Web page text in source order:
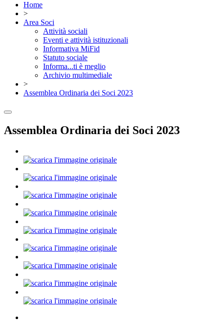
Home
>
Area Soci
Attività sociali
Eventi e attività istituzionali
Informativa MiFid
Statuto sociale
Informa...ti è meglio
Archivio multimediale
>
Assemblea Ordinaria dei Soci 2023
Assemblea Ordinaria dei Soci 2023